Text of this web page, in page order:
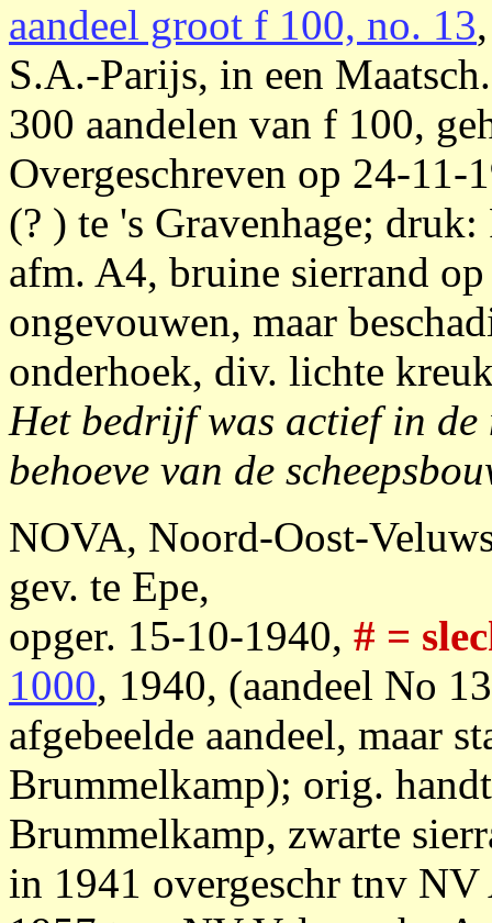
aandeel groot f 100, no. 13
S.A.-Parijs, in een
300 aandelen van f 100,
Overgeschreven op 24-
(? ) te 's Gravenhage;
afm. A4, bruine sierrand
ongevouwen, maar
onderhoek, div. lichte
Het bedrijf was actief in
behoeve van de
NOVA, Noord-Oost-
gev. te Epe,
opger. 15-10-1940, # =
1000, 1940, (aandeel No
afgebeelde aandeel, maar
Brummelkamp); orig.
Brummelkamp, zwarte
in 1941 overgeschr tnv